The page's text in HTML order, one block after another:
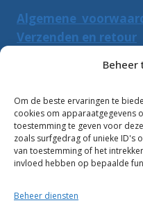
Om de beste ervaringen te
cookies om apparaatgegevens
toestemming te geven voor
zoals surfgedrag of unieke ID's
van toestemming of het
invloed hebben op bepaalde
Beheer diensten
Algemene
Verzenden en retour
PRODUCTEN
Zoeken
naar:
10